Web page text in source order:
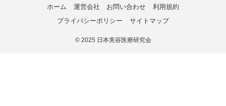
ホーム 運営会社 お問い合わせ
利用規約
プライバシーポリシー
サイトマップ
©2025 日本美容医療研究会